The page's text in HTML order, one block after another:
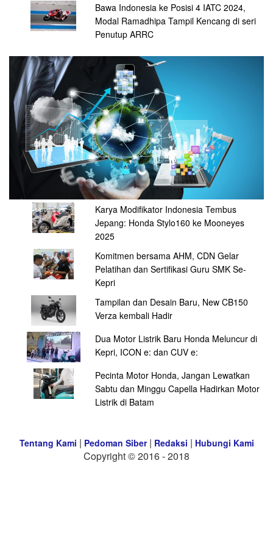
Bawa Indonesia ke Posisi 4 IATC 2024,
Modal Ramadhipa Tampil Kencang di seri
Penutup ARRC
Karya Modifikator Indonesia Tembus
Jepang: Honda Stylo160 ke Mooneyes
2025
Komitmen bersama AHM, CDN Gelar
Pelatihan dan Sertifikasi Guru SMK Se-
Kepri
Tampilan dan Desain Baru, New CB150
Verza kembali Hadir
Dua Motor Listrik Baru Honda Meluncur di
Kepri, ICON e: dan CUV e:
Pecinta Motor Honda, Jangan Lewatkan
Sabtu dan Minggu Capella Hadirkan Motor
Listrik di Batam
Tentang Kami | Pedoman Siber| Redaksi | Hubungi Kami
Copyright © 2016 - 2018